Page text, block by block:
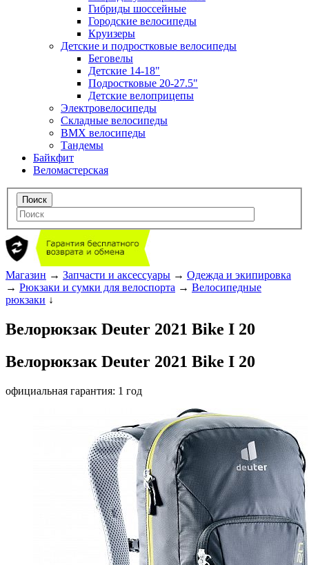
Гибриды шоссейные
Городские велосипеды
Круизеры
Детские и подростковые велосипеды
Беговелы
Детские 14-18"
Подростковые 20-27.5"
Детские велоприцепы
Электровелосипеды
Складные велосипеды
BMX велосипеды
Тандемы
Байкфит
Веломастерская
Магазин → Запчасти и аксессуары → Одежда и экипировка
→ Рюкзаки и сумки для велоспорта → Велосипедные
рюкзаки ↓
Велорюкзак Deuter 2021 Bike I 20
Велорюкзак Deuter 2021 Bike I 20
официальная гарантия: 1 год